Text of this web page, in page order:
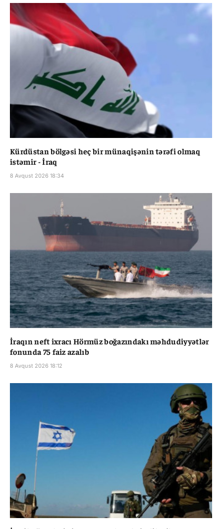
Kürdüstan bölgəsi heç bir münaqişənin tərəfi olmaq
istəmir - İraq
8 Avqust 2026 18:34
İraqın neft ixracı Hörmüz boğazındakı məhdudiyyətlər
fonunda 75 faiz azalıb
8 Avqust 2026 18:12